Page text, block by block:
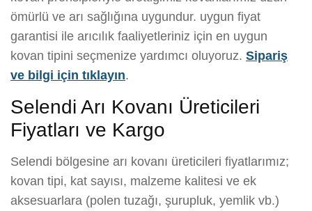
ömürlü ve arı sağlığına uygundur. uygun fiyat
garantisi ile arıcılık faaliyetleriniz için en uygun
kovan tipini seçmenize yardımcı oluyoruz. Sipariş
ve bilgi için tıklayın.
Selendi Arı Kovanı Üreticileri
Fiyatları ve Kargo
Selendi bölgesine arı kovanı üreticileri fiyatlarımız;
kovan tipi, kat sayısı, malzeme kalitesi ve ek
aksesuarlara (polen tuzağı, şurupluk, yemlik vb.)